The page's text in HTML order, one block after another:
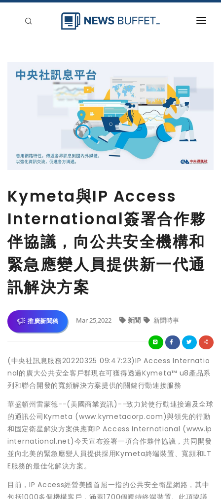
Kymeta與IP Access
International簽署合作夥
伴協議，向公共安全機構和
緊急應變人員提供新一代通
訊解決方案
推廣新聞稿 Mar 25,2022 新聞 新聞時事
(中央社訊息服務20220325 09:47:23)IP Access Internatio
nal的廣大公共安全客戶群現在可獲得透過Kymeta™ u8產品系
列和聯合開發的寬頻解決方案提供的關鍵行動連接服務
華盛頓州雷蒙德--(美國商業資訊)--致力於使行動連接遍及全球
的通訊公司Kymeta (www.kymetacorp.com)與領先的行動
和固定衛星解決方案供應商IP Access International (www.ip
international.net)今天宣布簽署一項合作夥伴協議，共同開發
並向北美的緊急應變人員提供採用Kymeta終端裝置、寬頻和LT
E服務的最佳化解決方案。
目前，IP Access經營美國首屈一指的公共安全衛星網路，其中
包括1000多個機構客戶，涵蓋1700個獨特終端裝置。此項協議